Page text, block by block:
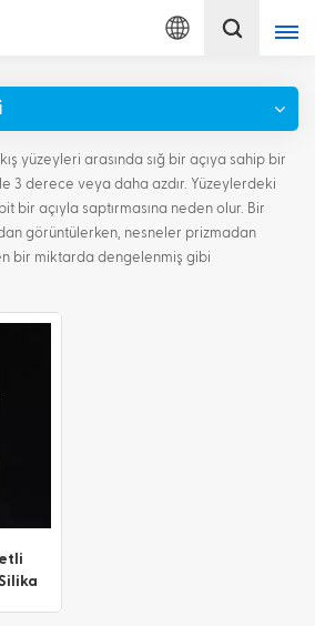
Türkçe
English
français
Deutsch
yüzeyleri arasında sığ bir açıya sahip bir
3 derece veya daha azdır. Yüzeylerdeki
bir açıyla saptırmasına neden olur. Bir
görüntülerken, nesneler prizmadan
bir miktarda dengelenmiş gibi